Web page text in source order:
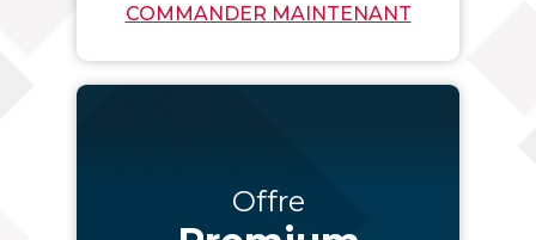
Offre
COMMANDER MAINTENANT